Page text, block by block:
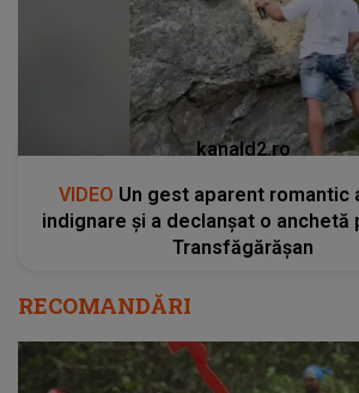
kanald2.ro
VIDEO Un gest aparent romantic
indignare și a declanșat o anchetă
Transfăgărășan
RECOMANDĂRI